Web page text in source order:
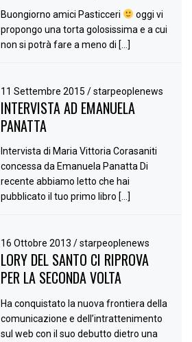
Buongiorno amici Pasticceri
oggi vi
propongo una torta golosissima e a cui
non si potrà fare a meno di […]
11 Settembre 2015/ starpeoplenews
INTERVISTA AD EMANUELA
PANATTA
Intervista di Maria Vittoria Corasaniti
concessa da Emanuela Panatta Di
recente abbiamo letto che hai
pubblicato il tuo primo libro […]
16 Ottobre 2013/ starpeoplenews
LORY DEL SANTO CI RIPROVA
PER LA SECONDA VOLTA
Ha conquistato la nuova frontiera della
comunicazione e dell’intrattenimento
sul web con il suo debutto dietro una